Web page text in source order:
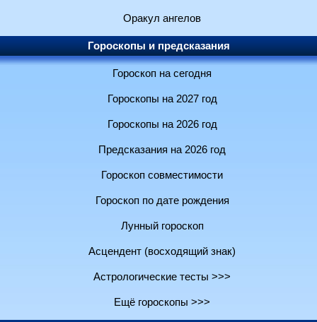
Оракул ангелов
Гороскопы и предсказания
Гороскоп на сегодня
Гороскопы на 2027 год
Гороскопы на 2026 год
Предсказания на 2026 год
Гороскоп совместимости
Гороскоп по дате рождения
Лунный гороскоп
Асцендент (восходящий знак)
Астрологические тесты >>>
Ещё гороскопы >>>